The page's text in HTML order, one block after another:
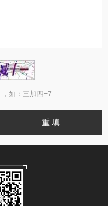
如：三加四=7